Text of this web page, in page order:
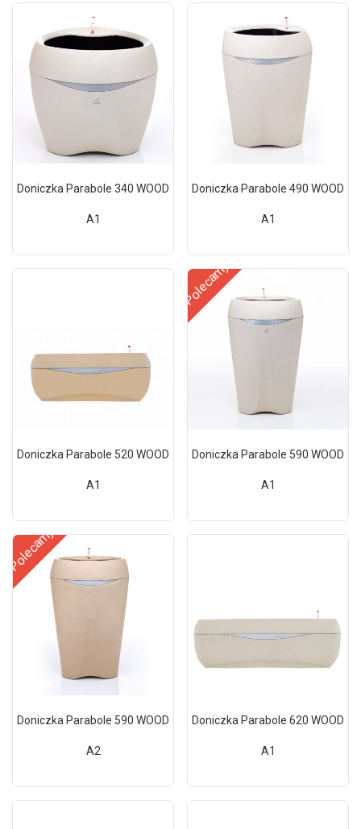
Doniczka Parabole 340 WOOD
A1
Doniczka Parabole 490 WOOD
A1
Doniczka Parabole 520 WOOD
A1
Polecamy
Doniczka Parabole 590 WOOD
A1
Polecamy
Doniczka Parabole 590 WOOD
A2
Doniczka Parabole 620 WOOD
A1